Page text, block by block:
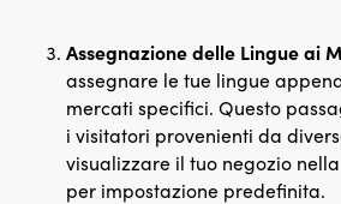
Assegnazione delle Lingue ai
assegnare le tue lingue
mercati specifici. Questo
i visitatori provenienti da
visualizzare il tuo negozio
per impostazione predefinita.